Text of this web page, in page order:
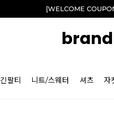
[WELCOME
긴팔티 니트/스웨터 셔츠 자